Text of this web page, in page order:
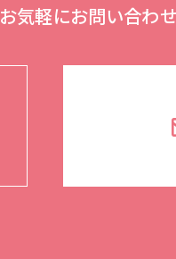
お気軽にお問い合わ